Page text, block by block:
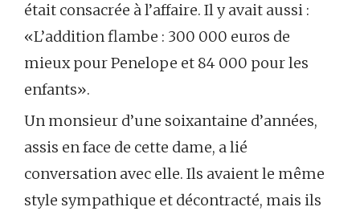
était consacrée à l’affaire. Il y avait aussi :
«L’addition flambe : 300 000 euros de
mieux pour Penelope et 84 000 pour les
enfants».
Un monsieur d’une soixantaine d’années,
assis en face de cette dame, a lié
conversation avec elle. Ils avaient le même
style sympathique et décontracté, mais ils